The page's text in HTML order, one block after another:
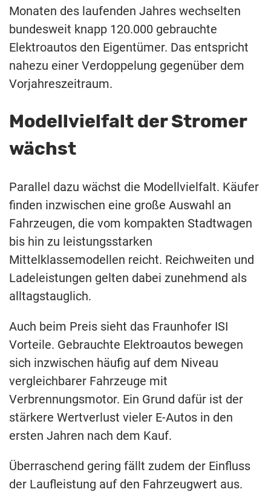
Monaten des laufenden Jahres wechselten
bundesweit knapp 120.000 gebrauchte
Elektroautos den Eigentümer. Das entspricht
nahezu einer Verdoppelung gegenüber dem
Vorjahreszeitraum.
Modellvielfalt der Stromer
wächst
Parallel dazu wächst die Modellvielfalt. Käufer
finden inzwischen eine große Auswahl an
Fahrzeugen, die vom kompakten Stadtwagen
bis hin zu leistungsstarken
Mittelklassemodellen reicht. Reichweiten und
Ladeleistungen gelten dabei zunehmend als
alltagstauglich.
Auch beim Preis sieht das Fraunhofer ISI
Vorteile. Gebrauchte Elektroautos bewegen
sich inzwischen häufig auf dem Niveau
vergleichbarer Fahrzeuge mit
Verbrennungsmotor. Ein Grund dafür ist der
stärkere Wertverlust vieler E-Autos in den
ersten Jahren nach dem Kauf.
Überraschend gering fällt zudem der Einfluss
der Laufleistung auf den Fahrzeugwert aus.